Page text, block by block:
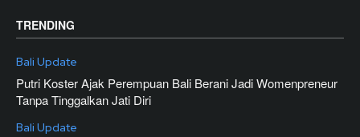
TRENDING
Bali Update
Putri Koster Ajak Perempuan Bali Berani Jadi Womenpreneur
Tanpa Tinggalkan Jati Diri
Bali Update